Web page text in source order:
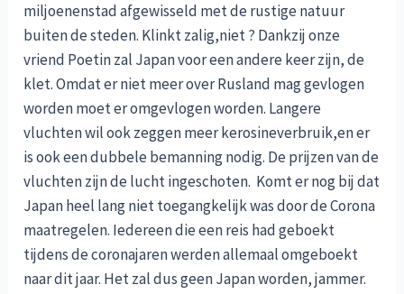
miljoenenstad afgewisseld met de rustige natuur
buiten de steden. Klinkt zalig,niet ? Dankzij onze
vriend Poetin zal Japan voor een andere keer zijn, de
klet. Omdat er niet meer over Rusland mag gevlogen
worden moet er omgevlogen worden. Langere
vluchten wil ook zeggen meer kerosineverbruik,en er
is ook een dubbele bemanning nodig. De prijzen van de
vluchten zijn de lucht ingeschoten. Komt er nog bij dat
Japan heel lang niet toegangkelijk was door de Corona
maatregelen. Iedereen die een reis had geboekt
tijdens de coronajaren werden allemaal omgeboekt
naar dit jaar. Het zal dus geen Japan worden, jammer.